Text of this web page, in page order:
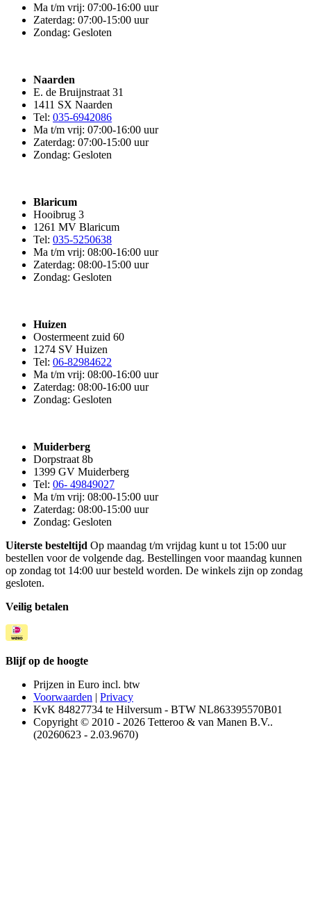
Ma t/m vrij: 07:00-16:00 uur
Zaterdag: 07:00-15:00 uur
Zondag: Gesloten
Naarden
E. de Bruijnstraat 31
1411 SX Naarden
Tel: 035-6942086
Ma t/m vrij: 07:00-16:00 uur
Zaterdag: 07:00-15:00 uur
Zondag: Gesloten
Blaricum
Hooibrug 3
1261 MV Blaricum
Tel: 035-5250638
Ma t/m vrij: 08:00-16:00 uur
Zaterdag: 08:00-15:00 uur
Zondag: Gesloten
Huizen
Oostermeent zuid 60
1274 SV Huizen
Tel: 06-82984622
Ma t/m vrij: 08:00-16:00 uur
Zaterdag: 08:00-16:00 uur
Zondag: Gesloten
Muiderberg
Dorpstraat 8b
1399 GV Muiderberg
Tel: 06- 49849027
Ma t/m vrij: 08:00-15:00 uur
Zaterdag: 08:00-15:00 uur
Zondag: Gesloten
Uiterste besteltijd Op maandag t/m vrijdag kunt u tot 15:00 uur
bestellen voor de volgende dag. Bestellingen voor maandag kunnen
op zondag tot 14:00 uur besteld worden. De winkels zijn op zondag
gesloten.
Veilig betalen
Blijf op de hoogte
Prijzen in Euro incl. btw
Voorwaarden | Privacy
KvK 84827734 te Hilversum - BTW NL863395570B01
Copyright © 2010 - 2026 Tetteroo & van Manen B.V..
(20260623 - 2.03.9670)